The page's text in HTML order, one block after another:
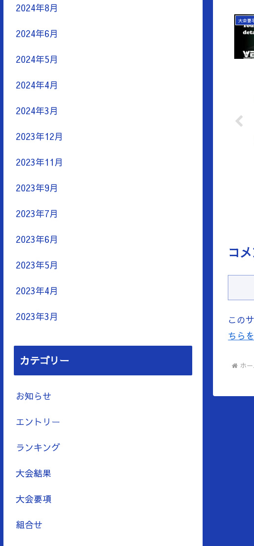
大会要
コ
この
ちら
ホ
2024年8月
2024年6月
2024年5月
2024年4月
2024年3月
2023年12月
2023年11月
2023年9月
2023年7月
2023年6月
2023年5月
2023年4月
2023年3月
カテゴリー
お知らせ
エントリー
ランキング
大会結果
大会要項
組合せ